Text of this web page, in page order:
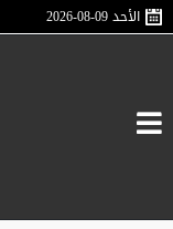
الأحد2026-08-09